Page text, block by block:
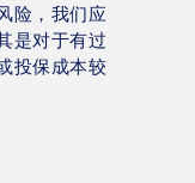
险，我们应
是对于有过
投保成本较